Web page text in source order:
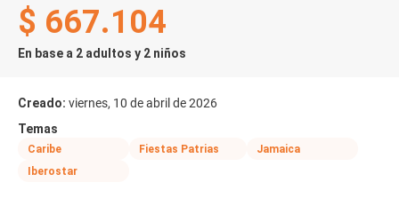
$ 667.104
En base a 2 adultos y 2 niños
Creado: viernes, 10 de abril de 2026
Temas
Caribe Fiestas Patrias
Jamaica
Iberostar